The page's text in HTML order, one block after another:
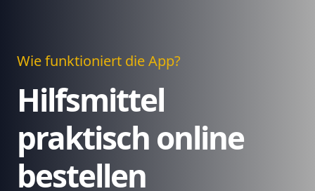
Wie funktioniert die App?
Hilfsmittel
praktisch online
bestellen